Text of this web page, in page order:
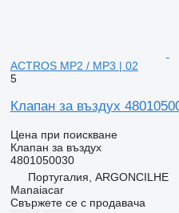
ACTROS MP2 / MP3 | 02
5
Клапан за въздух
Цена при поискване
Клапан за въздух
4801050030
Португалия, ARGONCILHE
Manaiacar
Свържете се с продавача